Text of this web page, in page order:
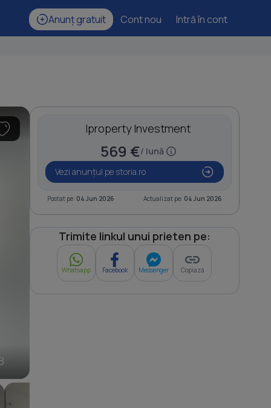
Anunț gratuit Cont nou Intră în cont
Iproperty Investment
569 €/ lună
Vezi anunțul pe storia.ro
Postat pe: 04 Jun 2026 Actualizat pe: 04 Jun 2026
Trimite linkul unui prieten pe:
Whatsapp Facebook Messenger Copiază